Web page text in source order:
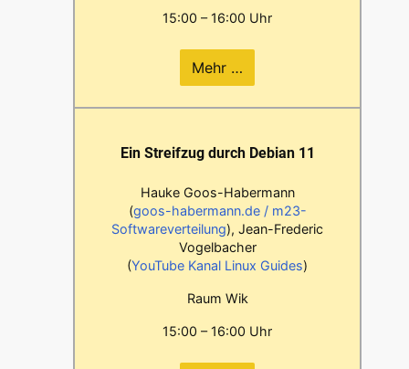
15:00 – 16:00 Uhr
Mehr …
Ein Streifzug durch Debian 11
Hauke Goos-Habermann
(goos-habermann.de / m23-
Softwareverteilung), Jean-Frederic
Vogelbacher
(YouTube Kanal Linux Guides)
Raum Wik
15:00 – 16:00 Uhr